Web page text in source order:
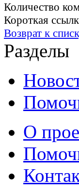
Количество
Короткая
Возврат к
Разделы
О